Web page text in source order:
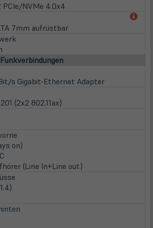
PCIe/NVMe 4.0x4
7mm aufrüstbar
s Gigabit-Ethernet Adapter
(2x2 802.11ax)
on)
(Line In+Line out)